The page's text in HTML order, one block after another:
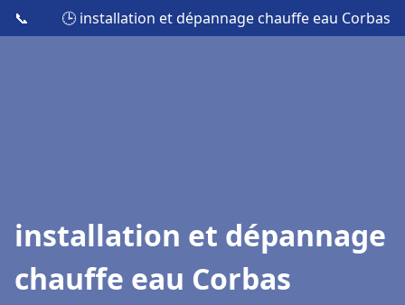
📞 🕒 installation et dépannage chauffe eau Corbas
installation et dépannage
chauffe eau Corbas